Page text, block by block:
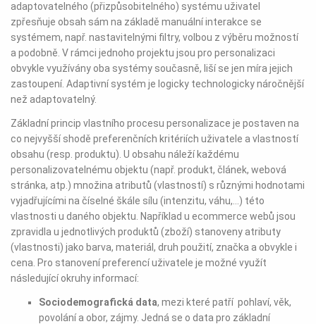
adaptovatelného (přizpůsobitelného) systému uživatel
zpřesňuje obsah sám na základě manuální interakce se
systémem, např. nastavitelnými filtry, volbou z výběru možností
a podobně. V rámci jednoho projektu jsou pro personalizaci
obvykle využívány oba systémy současně, liší se jen míra jejich
zastoupení. Adaptivní systém je logicky technologicky náročnější
než adaptovatelný.
Základní princip vlastního procesu personalizace je postaven na
co nejvyšší shodě preferenčních kritériích uživatele a vlastností
obsahu (resp. produktu). U obsahu náleží každému
personalizovatelnému objektu (např. produkt, článek, webová
stránka, atp.) množina atributů (vlastností) s různými hodnotami
vyjadřujícími na číselné škále sílu (intenzitu, váhu,...) této
vlastnosti u daného objektu. Například u ecommerce webů jsou
zpravidla u jednotlivých produktů (zboží) stanoveny atributy
(vlastnosti) jako barva, materiál, druh použití, značka a obvykle i
cena. Pro stanovení preferencí uživatele je možné využít
následující okruhy informací:
Sociodemografická data, mezi které patří pohlaví, věk,
povolání a obor, zájmy. Jedná se o data pro základní